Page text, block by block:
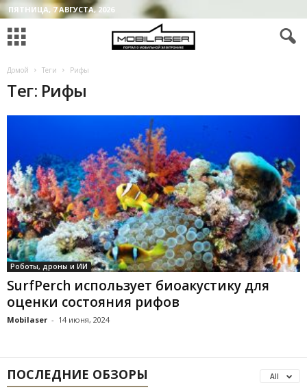
ПЯТНИЦА, 7 АВГУСТА, 2026
Домой Теги Рифы
Тег: Рифы
Роботы, дроны и ИИ
SurfPerch использует биоакустику для
оценки состояния рифов
Mobilaser - 14 июня, 2024
ПОСЛЕДНИЕ ОБЗОРЫ All